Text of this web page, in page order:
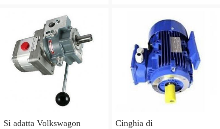
Si adatta Volkswagon
Cinghia di